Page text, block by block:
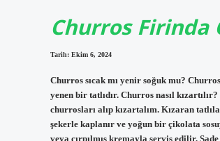
Churros Firinda
Tarih: Ekim 6, 2024
Churros sıcak mı yenir soğuk mu?
yenen bir tatlıdır. Churros nasıl
churrosları alıp kızartalım. Kızaran
şekerle kaplanır ve yoğun bir çikolata
veya çırpılmış kremayla servis edilir.